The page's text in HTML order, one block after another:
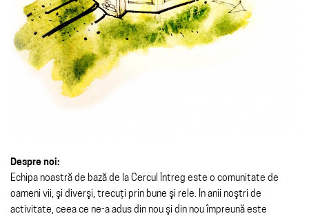
Despre noi:
Echipa noastră de bază de la Cercul Întreg este o comunitate de
oameni vii, şi diverşi, trecuţi prin bune şi rele. În anii noştri de
activitate, ceea ce ne-a adus din nou şi din nou împreună este